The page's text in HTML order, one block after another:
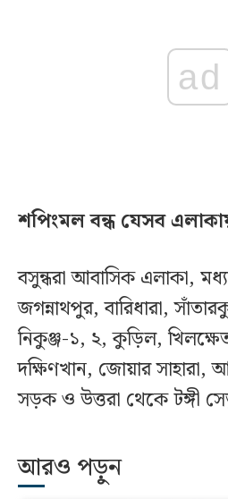
ad
শপিংমল বন্ধ যেসব
বসুন্ধরা আবাসিক এলাকা,
জগন্নাথপুর, বারিধারা,
নিকুঞ্জ-১, ২, কুড়িল,
দক্ষিণখান, জোয়ার সাহারা,
সড়ক ও উত্তরা থেকে টঙ্গী
আরও পড়ুন